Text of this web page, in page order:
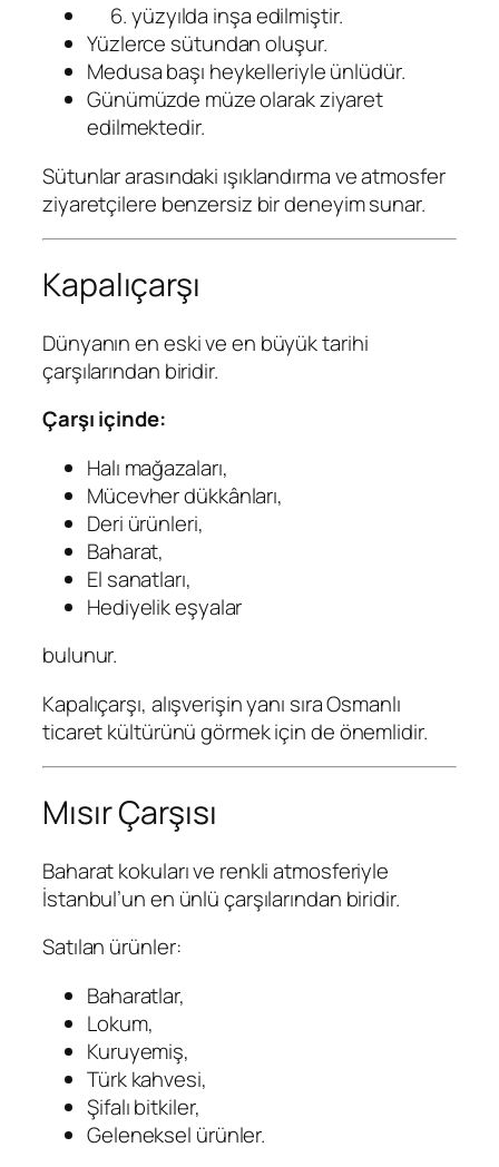
yüzyılda inşa edilmiştir.
Yüzlerce sütundan oluşur.
Medusa başı heykelleriyle ünlüdür.
Günümüzde müze olarak ziyaret
edilmektedir.
Sütunlar arasındaki ışıklandırma ve atmosfer
ziyaretçilere benzersiz bir deneyim sunar.
Kapalıçarşı
Dünyanın en eski ve en büyük tarihi
çarşılarından biridir.
Çarşı içinde:
Halı mağazaları,
Mücevher dükkânları,
Deri ürünleri,
Baharat,
El sanatları,
Hediyelik eşyalar
bulunur.
Kapalıçarşı, alışverişin yanı sıra Osmanlı
ticaret kültürünü görmek için de önemlidir.
Mısır Çarşısı
Baharat kokuları ve renkli atmosferiyle
İstanbul’un en ünlü çarşılarından biridir.
Satılan ürünler:
Baharatlar,
Lokum,
Kuruyemiş,
Türk kahvesi,
Şifalı bitkiler,
Geleneksel ürünler.